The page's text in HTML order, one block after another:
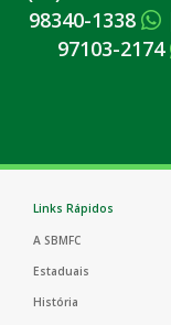
98340-1338
97103-2174
Links Rápidos
A SBMFC
Estaduais
História